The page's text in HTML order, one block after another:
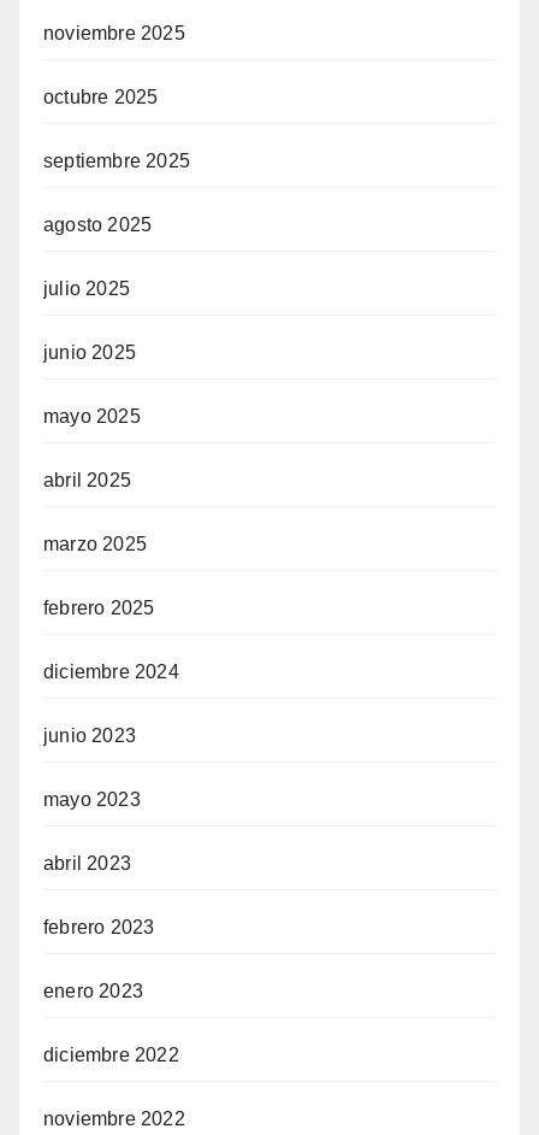
noviembre 2025
octubre 2025
septiembre 2025
agosto 2025
julio 2025
junio 2025
mayo 2025
abril 2025
marzo 2025
febrero 2025
diciembre 2024
junio 2023
mayo 2023
abril 2023
febrero 2023
enero 2023
diciembre 2022
noviembre 2022